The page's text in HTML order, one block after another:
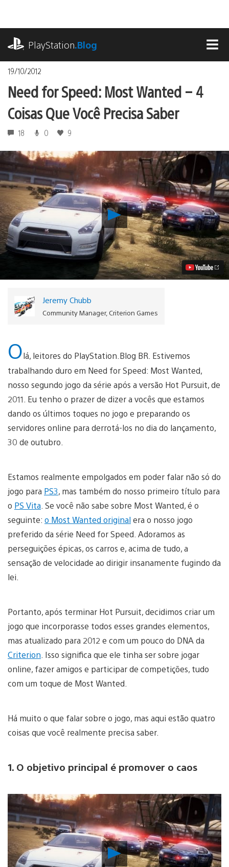
o
conteúdoPlayStation.Blog
19/10/2012
Need for Speed: Most Wanted – 4
Coisas Que Você Precisa Saber
18 0 9
Reproduzir
Need
for
Speed:
Most
Wanted
–
4
Precisa
Jeremy Chubb
Community Manager, Criterion Games
Olá, leitores do PlayStation.Blog BR. Estivemos
trabalhando duro em Need for Speed: Most Wanted,
nosso segundo jogo da série após a versão Hot Pursuit, de
2011. Eu tenho o prazer de dizer a vocês que estamos
dando os últimos toques no jogo e preparando os
servidores online para derrotá-los no dia do lançamento,
30 de outubro.
Estamos realmente empolgados em poder falar não só do
jogo para PS3, mas também do nosso primeiro título para
o PS Vita . Se você não sabe sobre Most Wanted, é o
seguinte: o Most Wanted originalera o nosso jogo
preferido da série Need for Speed. Adoramos as
perseguições épicas, os carros e, acima de tudo, a
sensação de velocidade ao dirigir insanamente fugindo da
lei.
Portanto, após terminar Hot Pursuit, decidimos criar um
jogo que incorporasse todos esses grandes elementos,
mas atualizado para 2012 e com um pouco do DNA da
Criterion . Isso significa que ele tinha ser sobre jogar
online, fazer amigos e participar de competições, tudo
com um toque de Most Wanted.
Há muito o que falar sobre o jogo, mas aqui estão quatro
coisas que você realmente precisa saber.
1. O objetivo principal é promover o caos
Reproduzir
Vídeo